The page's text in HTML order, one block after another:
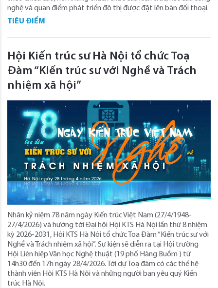
nghệ và quan điểm phát triển đô thị được đặt lên bàn đối thoại.
TIÊU ĐIỂM
Hội Kiến trúc sư Hà Nội tổ chức Toạ
Đàm “Kiến trúc sư với Nghề và Trách
nhiệm xã hội”
Nhân kỷ niệm 78 năm ngày Kiến trúc Việt Nam (27/4/1948-
27/4/2026) và hướng tới Đại hội Hội KTS Hà Nội lần thứ 8 nhiệm
kỳ 2026-2031, Hội KTS Hà Nội tổ chức Toạ Đàm “Kiến trúc sư với
Nghề và Trách nhiệm xã hội”. Sự kiện sẽ diễn ra tại Hội trường
Hội Liên hiệp Văn học Nghệ thuật (19 phố Hàng Buồm ) từ
14h30 đến 17h ngày 28/4/2026. Tới dự Toạ đàm có các thế hệ
thành viên Hội KTS Hà Nội và những người bạn yêu quý Kiến
trúc Hà Nội.